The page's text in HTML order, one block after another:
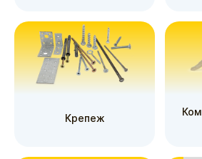
Крепеж